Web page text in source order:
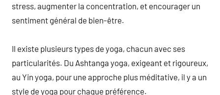
stress, augmenter la concentration, et encourager un
sentiment général de bien-être.
Il existe plusieurs types de yoga, chacun avec ses
particularités. Du Ashtanga yoga, exigeant et rigoureux,
au Yin yoga, pour une approche plus méditative, il y a un
style de yoga pour chaque préférence.